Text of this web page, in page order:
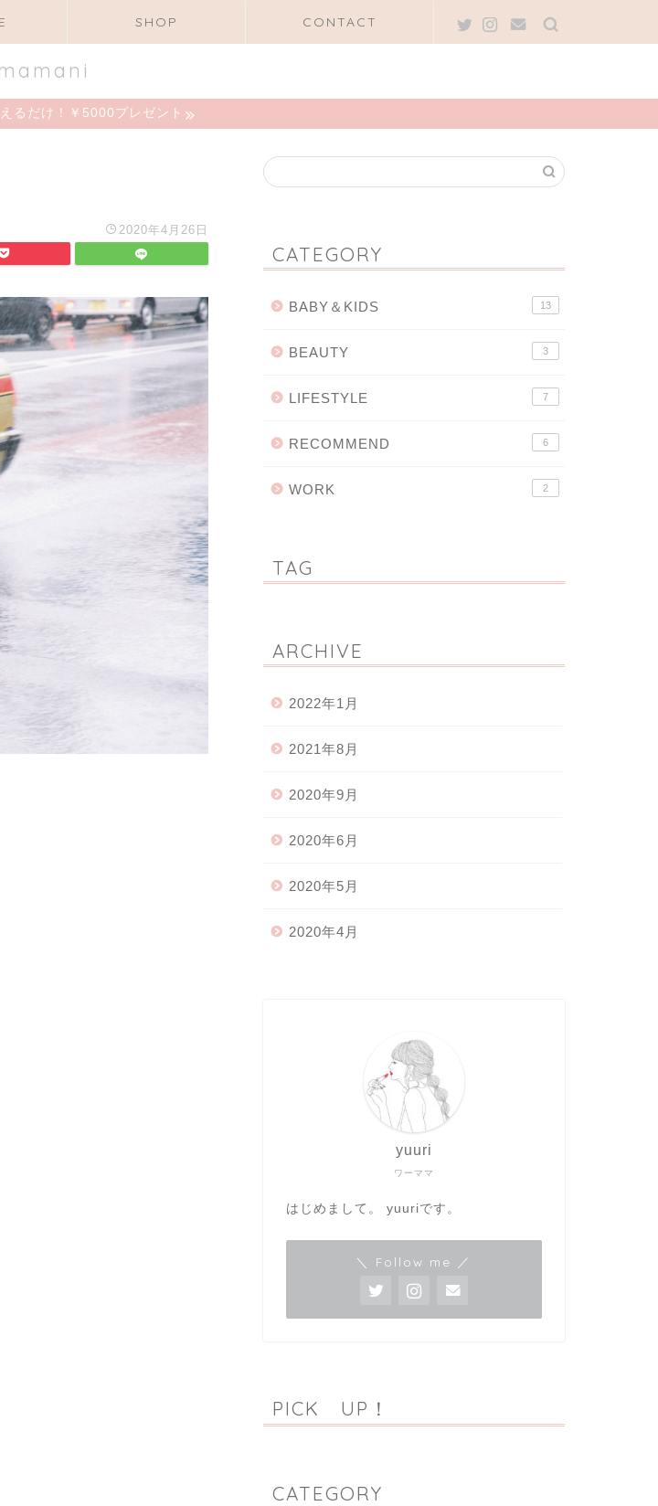
SHOP CONTACT
mamani
るだけ！￥5000プレゼント
2020年4月26日
CATEGORY
BABY＆KIDS 13
BEAUTY 3
LIFESTYLE 7
RECOMMEND 6
WORK 2
TAG
ARCHIVE
2022年1月
2021年8月
2020年9月
2020年6月
2020年5月
2020年4月
ワーママ
yuuri
はじめまして。 yuuriです。
＼ Follow me ／
PICK UP！
CATEGORY